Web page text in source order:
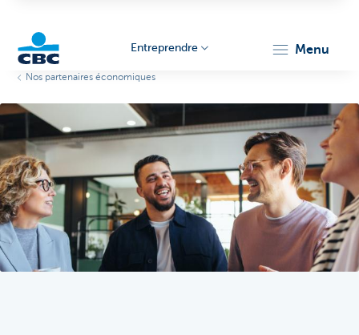
Entrepreneurs
Entreprendre menu
Nos partenaires économiques